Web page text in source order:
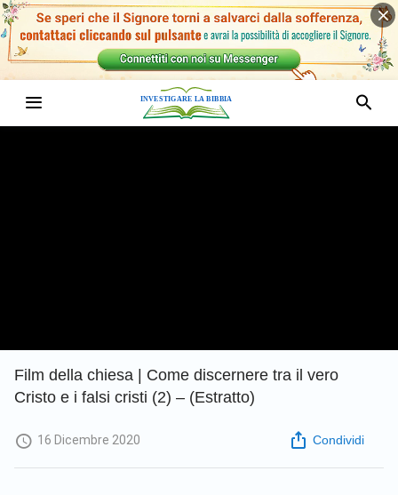
Film della chiesa | Come discernere tra il vero
Cristo e i falsi cristi (2) – (Estratto)
16 Dicembre 2020 Condividi